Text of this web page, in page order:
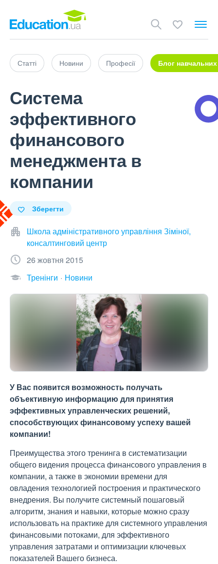
Статті Новини Професії Блог навчальних
Система
эффективного
финансового
менеджмента в
компании
Зберегти
Школа адміністративного управління Зіміної,
консалтинговий центр
26 жовтня 2015
Тренінги
Новини
У Вас появится возможность получать
объективную информацию для принятия
эффективных управленческих решений,
способствующих финансовому успеху вашей
компании!
Преимущества этого тренинга в систематизации
общего видения процесса финансового управления в
компании, а также в экономии времени для
овладения технологией построения и практического
внедрения. Вы получите системный пошаговый
алгоритм, знания и навыки, которые можно сразу
использовать на практике для системного управления
финансовыми потоками, для эффективного
управления затратами и оптимизации ключевых
показателей Вашего бизнеса.